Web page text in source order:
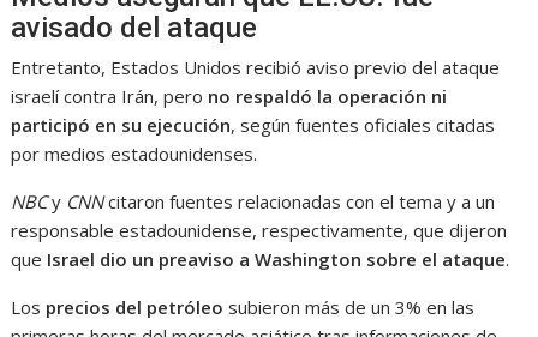
avisado del ataque
Entretanto, Estados Unidos recibió aviso previo del ataque
israelí contra Irán, pero no respaldó la operación ni
participó en su ejecución, según fuentes oficiales citadas
por medios estadounidenses.
NBCy CNNcitaron fuentes relacionadas con el tema y a un
responsable estadounidense, respectivamente, que dijeron
que Israel dio un preaviso a Washington sobre el ataque.
Los precios del petróleosubieron más de un 3% en las